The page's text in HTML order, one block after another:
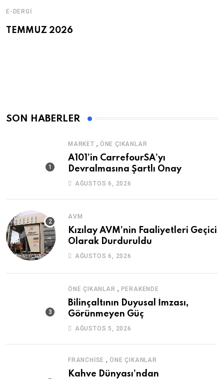
E-DERGI
TEMMUZ 2026
SON HABERLER
MARKET , ÖNE ÇIKANLAR
A101’in CarrefourSA’yı
Devralmasına Şartlı Onay
AĞUSTOS 6, 2026
AVM
Kızılay AVM’nin Faaliyetleri Geçici
Olarak Durduruldu
AĞUSTOS 6, 2026
ÖNE ÇIKANLAR , PERAKENDE
Bilinçaltının Duyusal İmzası,
Görünmeyen Güç
AĞUSTOS 5, 2026
FRANCHISE ,ÖNE ÇIKANLAR
Kahve Dünyası’ndan